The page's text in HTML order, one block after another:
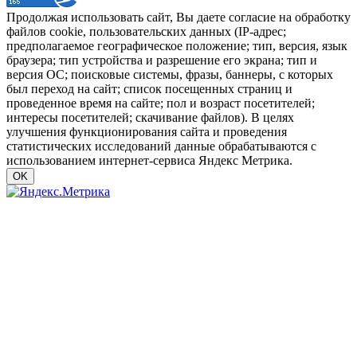
Продолжая использовать сайт, Вы даете согласие на обработку
файлов cookie, пользовательских данных (IP-адрес;
предполагаемое географическое положение; тип, версия, язык
браузера; тип устройства и разрешение его экрана; тип и
версия ОС; поисковые системы, фразы, баннеры, с которых
был переход на сайт; список посещенных страниц и
проведенное время на сайте; пол и возраст посетителей;
интересы посетителей; скачивание файлов). В целях
улучшения функционирования сайта и проведения
статистических исследований данные обрабатываются с
использованием интернет-сервиса Яндекс Метрика.
OK